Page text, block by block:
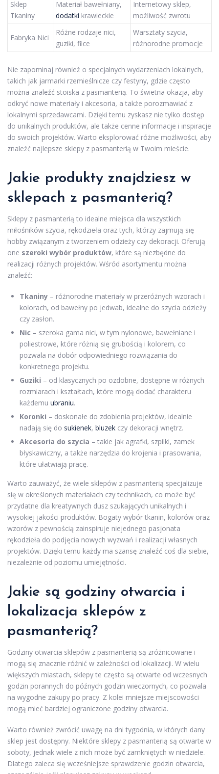
Sklep
Tkaniny
Materiał bawełniany,
dodatki krawieckie
Internetowy sklep,
możliwość zwrotu
Fabryka Nici
Różne rodzaje nici,
guziki, filce
Warsztaty szycia,
różnorodne promocje
Nie zapominaj również o specjalnych wydarzeniach lokalnych,
takich jak jarmarki rzemieślnicze czy festyny, gdzie często
można znaleźć stoiska z pasmanterią. To świetna okazja, aby
odkryć nowe materiały i akcesoria, a także porozmawiać z
lokalnymi sprzedawcami. Dzięki temu zyskasz nie tylko dostęp
do unikalnych produktów, ale także cenne informacje i inspiracje
do swoich projektów. Warto eksplorować różne możliwości, aby
znaleźć najlepsze sklepy z pasmanterią w Twoim mieście.
Jakie produkty znajdziesz w
sklepach z pasmanterią?
Sklepy z pasmanterią to idealne miejsca dla wszystkich
miłośników szycia, rękodzieła oraz tych, którzy zajmują się
hobby związanym z tworzeniem odzieży czy dekoracji. Oferują
one szeroki wybór produktów, które są niezbędne do
realizacji różnych projektów. Wśród asortymentu można
znaleźć:
Tkaniny – różnorodne materiały w przeróżnych wzorach i
kolorach, od bawełny po jedwab, idealne do szycia odzieży
czy zasłon.
Nic – szeroka gama nici, w tym nylonowe, bawełniane i
poliestrowe, które różnią się grubością i kolorem, co
pozwala na dobór odpowiedniego rozwiązania do
konkretnego projektu.
Guziki – od klasycznych po ozdobne, dostępne w różnych
rozmiarach i kształtach, które mogą dodać charakteru
każdemu ubraniu.
Koronki – doskonałe do zdobienia projektów, idealnie
nadają się do sukienek, bluzek czy dekoracji wnętrz.
Akcesoria do szycia – takie jak agrafki, szpilki, zamek
błyskawiczny, a także narzędzia do krojenia i prasowania,
które ułatwiają pracę.
Warto zauważyć, że wiele sklepów z pasmanterią specjalizuje
się w określonych materiałach czy technikach, co może być
przydatne dla kreatywnych dusz szukających unikalnych i
wysokiej jakości produktów. Bogaty wybór tkanin, kolorów oraz
wzorów z pewnością zainspiruje niejednego pasjonata
rękodzieła do podjęcia nowych wyzwań i realizacji własnych
projektów. Dzięki temu każdy ma szansę znaleźć coś dla siebie,
niezależnie od poziomu umiejętności.
Jakie są godziny otwarcia i
lokalizacja sklepów z
pasmanterią?
Godziny otwarcia sklepów z pasmanterią są zróżnicowane i
mogą się znacznie różnić w zależności od lokalizacji. W wielu
większych miastach, sklepy te często są otwarte od wczesnych
godzin porannych do późnych godzin wieczornych, co pozwala
na wygodne zakupy po pracy. Z kolei mniejsze miejscowości
mogą mieć bardziej ograniczone godziny otwarcia.
Warto również zwrócić uwagę na dni tygodnia, w których dany
sklep jest dostępny. Niektóre sklepy z pasmanterią są otwarte w
soboty, jednak wiele z nich może być zamkniętych w niedziele.
Dlatego zaleca się wcześniejsze sprawdzenie godzin otwarcia,